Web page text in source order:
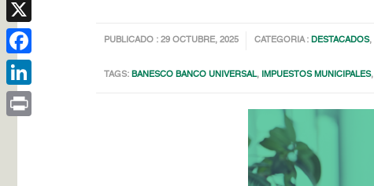
PUBLICADO : 29 OCTUBRE, 2025 CATEGORIA : DESTACADOS,
TAGS: BANESCO BANCO UNIVERSAL, IMPUESTOS MUNICIPALES,
X
Facebook
LinkedIn